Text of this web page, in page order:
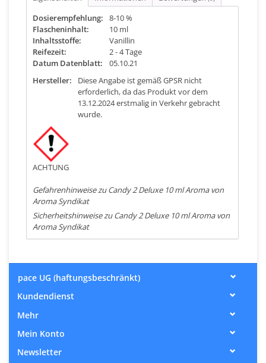
Dosierempfehlung:
8-10 %
Flascheninhalt:
10 ml
Inhaltsstoffe:
Vanillin
Reifezeit:
2 - 4 Tage
Datum Datenblatt:
05.10.21
Hersteller:
Diese Angabe ist gemäß GPSR nicht
erforderlich, da das Produkt vor dem
13.12.2024 erstmalig in Verkehr gebracht
wurde.
ACHTUNG
Gefahrenhinweise zu Candy 2 Deluxe 10 ml Aroma von
Aroma Syndikat
Sicherheitshinweise zu Candy 2 Deluxe 10 ml Aroma von
Aroma Syndikat
pace UG (haftungsbeschränkt)
Kundendienst
Mehr
Mein Konto
Newsletter